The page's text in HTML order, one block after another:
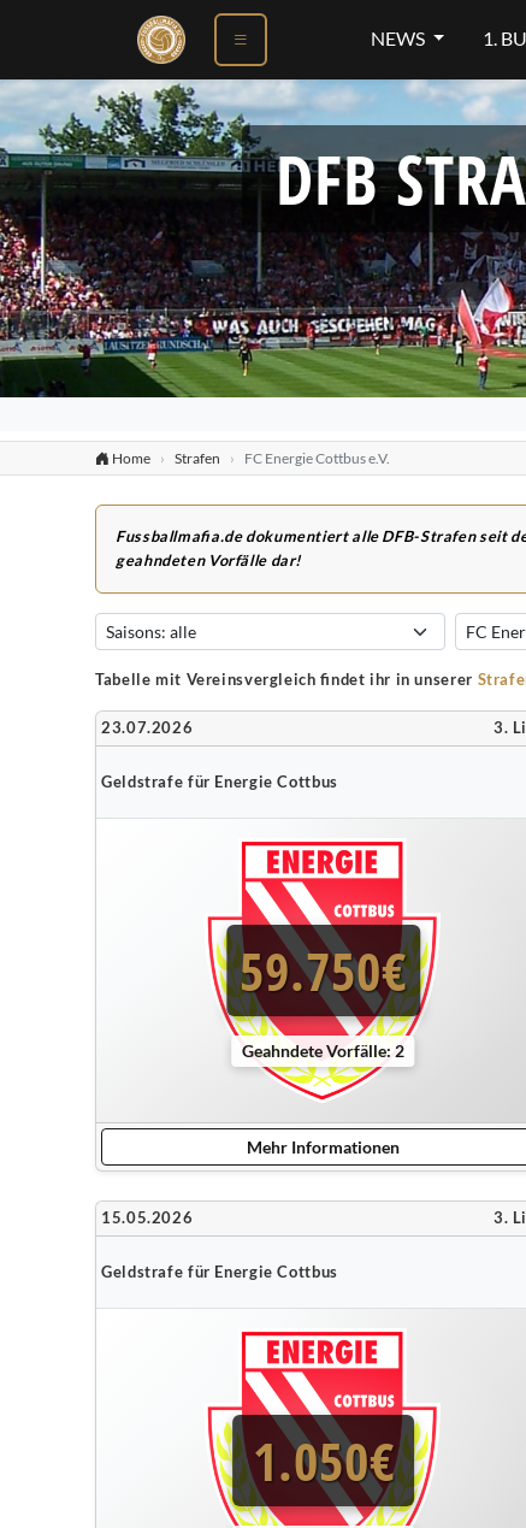
NEWS 1.
DFB
Home Strafen FC Energie Cottbus e.V.
Fussballmafia.de dokumentiert alle DFB-Strafen seit
geahndeten Vorfälle dar!
Tabelle mit Vereinsvergleich findet ihr in unserer
23.07.2026 3.
Geldstrafe für Energie Cottbus
59.750€
Geahndete Vorfälle: 2
Mehr Informationen
15.05.2026 3.
Geldstrafe für Energie Cottbus
1.050€